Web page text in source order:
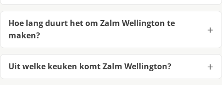
Hoe lang duurt het om Zalm Wellington te
maken?
Uit welke keuken komt Zalm Wellington?